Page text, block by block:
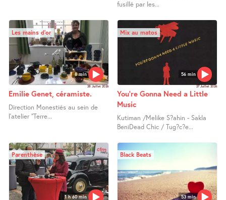
fusillé par les...
8 min
Les mains d’or
28 Juillet 2026
Emilie Genet, céramiste.
Direction Monestiés au sein de
l’atelier "Terre...
56 min
Mix au matos
27 Juillet 2026
You’re Gonna Need a Little
Music
Kutiman /Melike S?ahin - Sakla
BeniDead Chic / Tug?c?e...
1 h 60 min
Parenthèse
53 min
Black Beats